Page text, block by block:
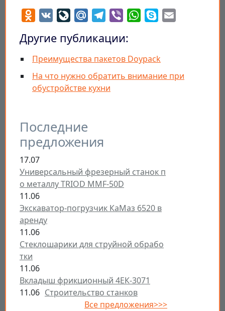
Последние
предложения
17.07
Универсальный фрезерный станок п
о металлу TRIOD MMF-50D
11.06
Экскаватор-погрузчик КаМаз 6520 в
аренду
11.06
Стеклошарики для струйной обрабо
тки
11.06
Вкладыш фрикционный 4ЕК-3071
11.06 Строительство станков
Все предложения>>>
Odnoklassniki
VK LiveJournal
Mail.RuTelegram
Viber WhatsApp
Skype
Другие публикации:
Преимущества пакетов Doypack
На что нужно обратить внимание при
обустройстве кухни